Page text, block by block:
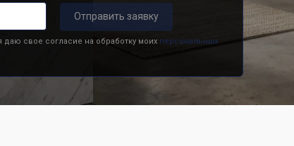
Отправить заявку
даю свое согласие на обработку моих персональных